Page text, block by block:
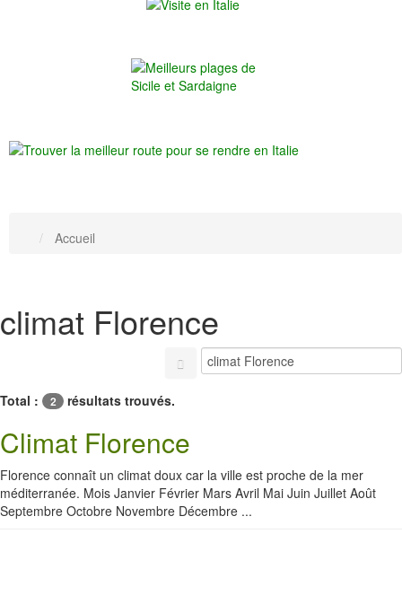
Accueil
climat Florence
Total : 2 résultats trouvés.
Climat Florence
Florence connaît un climat doux car la ville est proche de la mer
méditerranée. Mois Janvier Février Mars Avril Mai Juin Juillet Août
Septembre Octobre Novembre Décembre ...